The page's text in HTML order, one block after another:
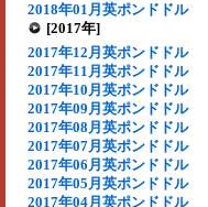
2018年01月英ポンドドル
[2017年]
2017年12月英ポンドドル
2017年11月英ポンドドル
2017年10月英ポンドドル
2017年09月英ポンドドル
2017年08月英ポンドドル
2017年07月英ポンドドル
2017年06月英ポンドドル
2017年05月英ポンドドル
2017年04月英ポンドドル